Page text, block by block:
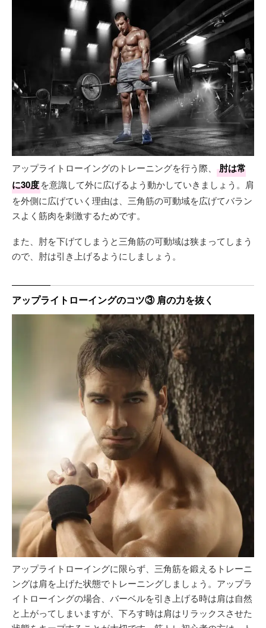
アップライトローイングのトレーニングを行う際、
肘は常
に30度を意識して外に広げるよう動かしていきましょう。肩
を外側に広げていく理由は、三角筋の可動域を広げてバラン
スよく筋肉を刺激するためです。
また、肘を下げてしまうと三角筋の可動域は狭まってしまう
ので、肘は引き上げるようにしましょう。
アップライトローイングのコツ③ 肩の力を抜く
アップライトローイングに限らず、三角筋を鍛えるトレーニ
ングは肩を上げた状態でトレーニングしましょう。アップラ
イトローイングの場合、バーベルを引き上げる時は肩は自然
と上がってしまいますが、下ろす時は肩はリラックスさせた